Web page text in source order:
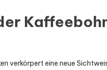
verkörpert eine neue